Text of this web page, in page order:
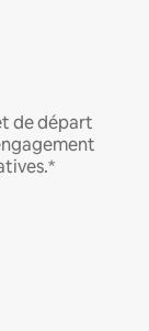
de départ